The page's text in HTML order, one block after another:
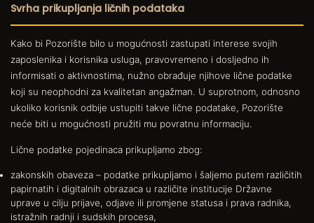
Svrha prikupljanja ličnih podataka
Kako bi Pozorište bilo u mogućnosti zastupati interese svojih
zaposlenika i korisnika usluga, pravovremeno i dosljedno ih
informisati o aktivnostima, nužno obrađuje njihove lične podatke
koji su neophodni za kvalitetan angažman. U suprotnom, odnosno
ukoliko korisnik odbije ustupiti takve lične podatake, Pozorište
neće biti u mogućnosti pružiti mu povratnu informaciju.
Lične podatke pojedinaca prikupljamo zbog:
zakonskih obaveza – podatke prikupljamo i šaljemo putem različitih
papirnatih i digitalnih obrazaca u različite institucije Državne
uprave u cilju prijave, odjave ili promjene statusa i prava radnika,
istražnih radnji i sudskih procesa,